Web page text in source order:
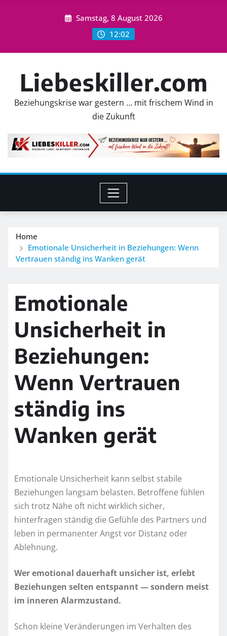
Samstag, 8 August 2026
12:02
Liebeskiller.com
Beziehungskrise war gestern … mit frischem Wind in
die Zukunft
Home
Emotionale Unsicherheit in Beziehungen: Wenn
Vertrauen ständig ins Wanken gerät
Emotionale
Unsicherheit in
Beziehungen:
Wenn Vertrauen
ständig ins
Wanken gerät
Emotionale Unsicherheit kann selbst stabile
Beziehungen langsam belasten. Betroffene fühlen
sich trotz Nähe oft nicht wirklich sicher,
hinterfragen ständig die Gefühle des Partners und
leben in permanenter Angst vor Distanz oder
Ablehnung.
Wer emotional dauerhaft unsicher ist, erlebt
Beziehungen selten entspannt — sondern meist
im inneren Alarmzustand.
Schon kleine Veränderungen im Verhalten des